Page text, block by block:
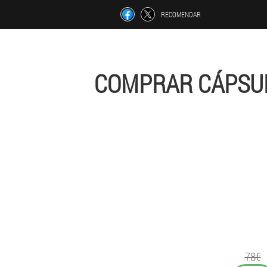
RECOMENDAR
COMPRAR
78€